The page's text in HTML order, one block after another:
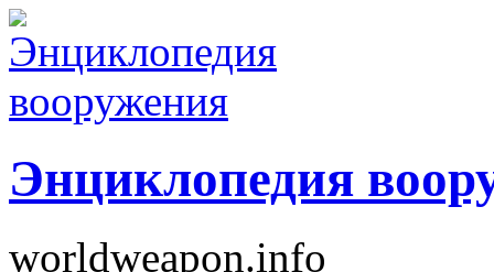
Энциклопедия
worldweapon.info